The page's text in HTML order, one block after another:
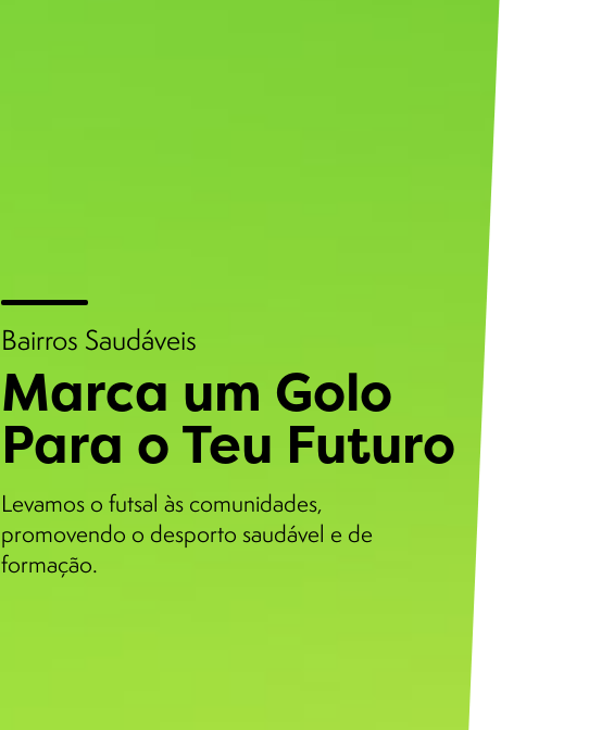
Bairros Saudáveis
Marca um Golo
Para o Teu Futuro
Levamos o futsal às comunidades,
promovendo o desporto saudável e de
formação.